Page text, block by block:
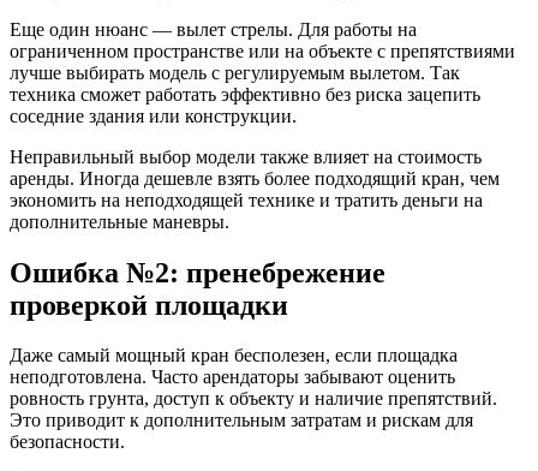
Еще один нюанс — вылет стрелы. Для работы на
ограниченном пространстве или на объекте с препятствиями
лучше выбирать модель с регулируемым вылетом. Так
техника сможет работать эффективно без риска зацепить
соседние здания или конструкции.
Неправильный выбор модели также влияет на стоимость
аренды. Иногда дешевле взять более подходящий кран, чем
экономить на неподходящей технике и тратить деньги на
дополнительные маневры.
Ошибка №2: пренебрежение
проверкой площадки
Даже самый мощный кран бесполезен, если площадка
неподготовлена. Часто арендаторы забывают оценить
ровность грунта, доступ к объекту и наличие препятствий.
Это приводит к дополнительным затратам и рискам для
безопасности.